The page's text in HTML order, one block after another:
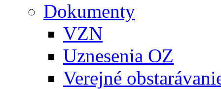
Dokumenty
VZN
Uznesenia OZ
Verejné